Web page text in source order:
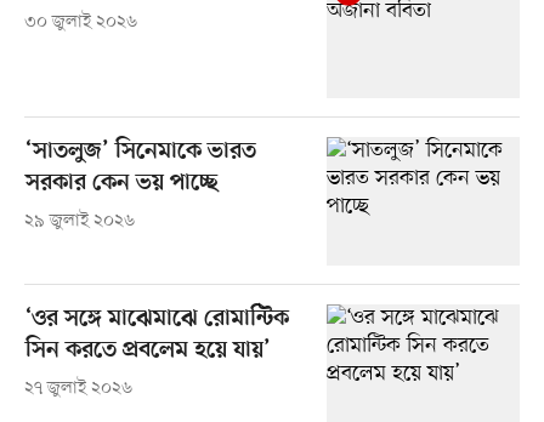
৩০ জুলাই ২০২৬
‘সাতলুজ’ সিনেমাকে ভারত
সরকার কেন ভয় পাচ্ছে
২৯ জুলাই ২০২৬
‘ওর সঙ্গে মাঝেমাঝে রোমান্টিক
সিন করতে প্রবলেম হয়ে যায়’
২৭ জুলাই ২০২৬